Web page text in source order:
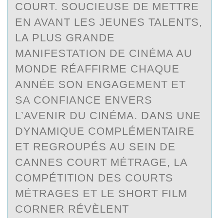
COURT. SOUCIEUSE DE METTRE
EN AVANT LES JEUNES TALENTS,
LA PLUS GRANDE
MANIFESTATION DE CINÉMA AU
MONDE RÉAFFIRME CHAQUE
ANNÉE SON ENGAGEMENT ET
SA CONFIANCE ENVERS
L’AVENIR DU CINÉMA. DANS UNE
DYNAMIQUE COMPLÉMENTAIRE
ET REGROUPÉS AU SEIN DE
CANNES COURT MÉTRAGE, LA
COMPÉTITION DES COURTS
MÉTRAGES ET LE SHORT FILM
CORNER RÉVÈLENT